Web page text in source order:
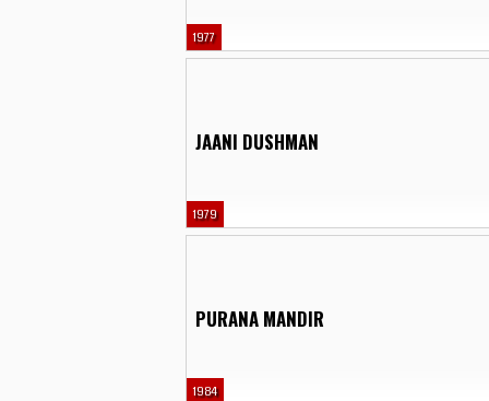
1977
JAANI DUSHMAN
1979
PURANA MANDIR
1984